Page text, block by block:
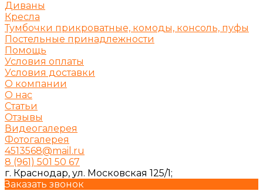
Диваны
Кресла
Тумбочки прикроватные, комоды, консоль, пуфы
Постельные принадлежности
Помощь
Условия оплаты
Условия доставки
О компании
О нас
Статьи
Отзывы
Видеогалерея
Фотогалерея
4513568@mail.ru
8 (961) 501 50 67
г. Краснодар, ул. Московская 125/1;
Заказать звонок